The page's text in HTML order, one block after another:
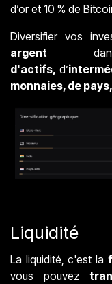
d’or et 10 % de
Diversifier vos
argent
d'actifs,d’
monnaies, de pays,
Liquidité
La liquidité, c'est la
vous pouvez